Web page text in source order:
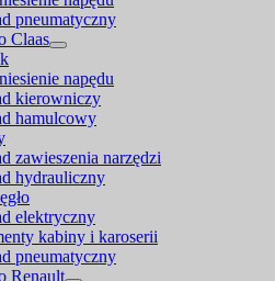
pneumatyczny
Claas
napędu
kierowniczy
hamulcowy
zawieszenia narzędzi
hydrauliczny
elektryczny
kabiny i karoserii
pneumatyczny
Renault